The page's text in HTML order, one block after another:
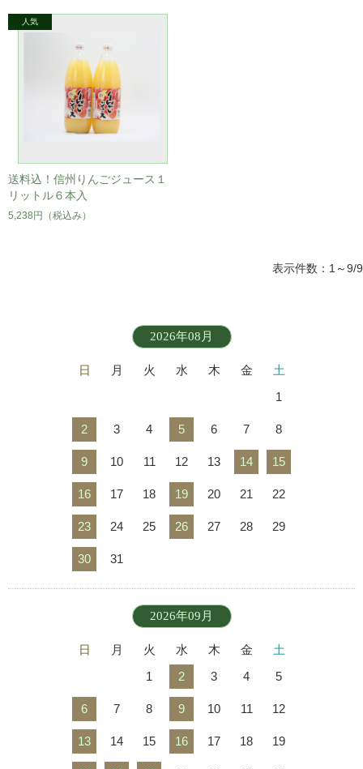
送料込！信州りんごジュース１
リットル６本入
5,238円 （税込み）
表示件数：1～9/9
2026年08月
日 月 火 水 木 金
土
1
2 3 4 5 6 7 8
9 10 11 12 13 14 15
16 17 18 19 20 21 22
23 24 25 26 27 28 29
30 31
2026年09月
日 月 火 水 木 金
土
1
2 3 4 5
6 7 8 9 10 11 12
13 14 15 16 17 18 19